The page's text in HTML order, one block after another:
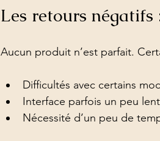
Les retours
Aucun produit n’est parfait.
Difficultés avec certains
Interface parfois un peu
Nécessité d’un peu de